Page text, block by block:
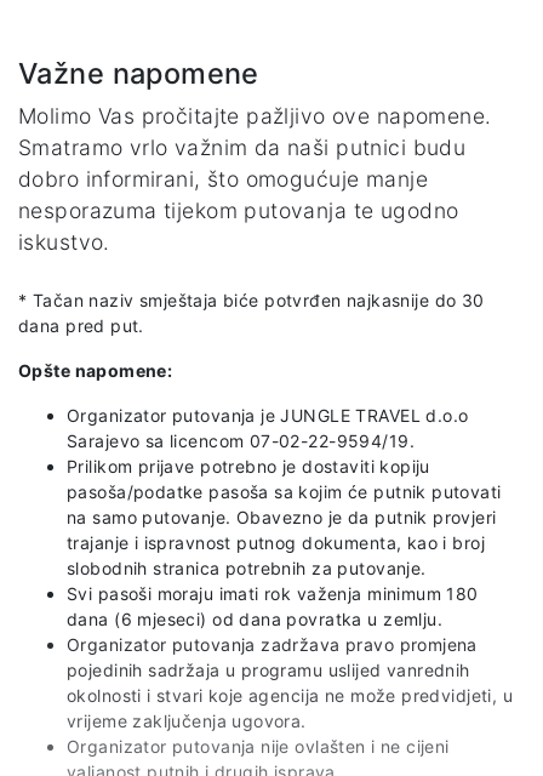
Važne napomene
Molimo Vas pročitajte pažljivo ove napomene.
Smatramo vrlo važnim da naši putnici budu
dobro informirani, što omogućuje manje
nesporazuma tijekom putovanja te ugodno
iskustvo.
* Tačan naziv smještaja biće potvrđen najkasnije do 30
dana pred put.
Opšte napomene:
Organizator putovanja je JUNGLE TRAVEL d.o.o
Sarajevo sa licencom 07-02-22-9594/19.
Prilikom prijave potrebno je dostaviti kopiju
pasoša/podatke pasoša sa kojim će putnik putovati
na samo putovanje. Obavezno je da putnik provjeri
trajanje i ispravnost putnog dokumenta, kao i broj
slobodnih stranica potrebnih za putovanje.
Svi pasoši moraju imati rok važenja minimum 180
dana (6 mjeseci) od dana povratka u zemlju.
Organizator putovanja zadržava pravo promjena
pojedinih sadržaja u programu uslijed vanrednih
okolnosti i stvari koje agencija ne može predvidjeti, u
vrijeme zaključenja ugovora.
Organizator putovanja nije ovlašten i ne cijeni
valjanost putnih i drugih isprava.